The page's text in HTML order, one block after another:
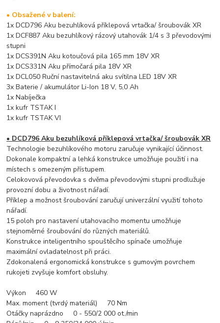
• Obsažené v balení:
1x DCD796 Aku bezuhlíková příklepová vrtačka/ šroubovák XR
1x DCF887 Aku bezuhlíkový rázový utahovák 1/4 s 3 převodovými
stupni
1x DCS391N Aku kotoučová pila 165 mm 18V XR
1x DCS331N Aku přímočará pila 18V XR
1x DCL050 Ruční nastavitelná aku svítilna LED 18V XR
3x Baterie / akumulátor Li-Ion 18 V, 5,0 Ah
1x Nabíječka
1x kufr TSTAK I
1xkufr TSTAK VI
• DCD796 Aku bezuhlíková příklepová vrtačka/ šroubovák XR
Technologie bezuhlíkového motoru zaručuje vynikající účinnost.
Dokonale kompaktní a lehká konstrukce umožňuje použití i na
místech s omezeným přístupem.
Celokovová převodovka s dvěma převodovými stupni prodlužuje
provozní dobu a životnost nářadí.
Příklep a možnost šroubování zaručují univerzální využití tohoto
nářadí.
15 poloh pro nastavení utahovacího momentu umožňuje
stejnoměrné šroubování do různých materiálů.
Konstrukce inteligentního spouštěcího spínače umožňuje
maximální ovladatelnost při práci.
Zdokonalená ergonomická konstrukce s gumovým povrchem
rukojeti zvyšuje komfort obsluhy.
Výkon 460 W
Max. moment (tvrdý materiál) 70 Nm
Otáčky naprázdno 0 - 550/2 000 ot./min